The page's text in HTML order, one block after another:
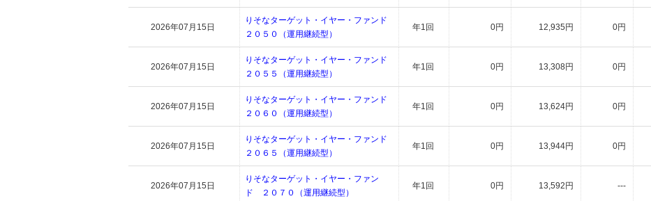
2026年07月15日
りそなターゲット・イヤー・ファンド
２０５０（運用継続型）
年1回 0円 12,935円 0円
2026年07月15日
りそなターゲット・イヤー・ファンド
２０５５（運用継続型）
年1回 0円 13,308円 0円
2026年07月15日
りそなターゲット・イヤー・ファンド
２０６０（運用継続型）
年1回 0円 13,624円 0円
2026年07月15日
りそなターゲット・イヤー・ファンド
２０６５（運用継続型）
年1回 0円 13,944円 0円
2026年07月15日
りそなターゲット・イヤー・ファン
ド ２０７０（運用継続型）
年1回 0円 13,592円 ---